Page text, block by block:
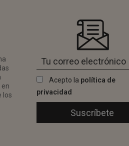
los
Acepto la política de
privacidad